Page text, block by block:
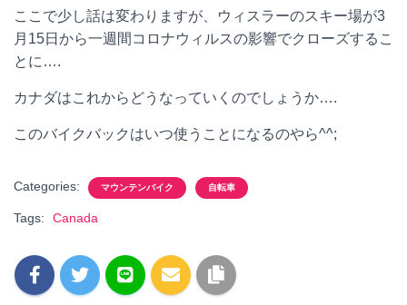
ここで少し話は変わりますが、ウィスラーのスキー場が3
月15日から一週間コロナウィルスの影響でクローズするこ
とに….
カナダはこれからどうなっていくのでしょうか….
このバイクバックはいつ使うことになるのやら^^;
Categories: マウンテンバイク 自転車
Tags: Canada